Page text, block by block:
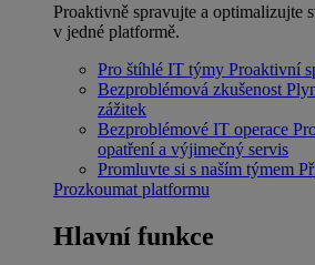
Proaktivně spravujte a optimalizujte
v jedné platformě.
Pro štíhlé IT týmy Proaktivní
Bezproblémová zkušenost
zážitek
Bezproblémové IT operace
opatření a výjimečný servis
Promluvte si s naším týmem
Prozkoumat platformu
Hlavní funkce